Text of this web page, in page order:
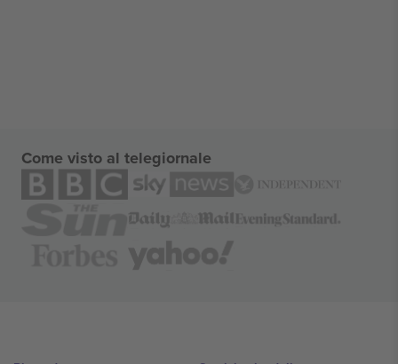
Come visto al telegiornale